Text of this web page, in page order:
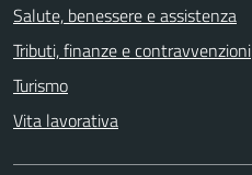
Salute, benessere e assistenza
Tributi, finanze e contravvenzioni
Turismo
Vita lavorativa